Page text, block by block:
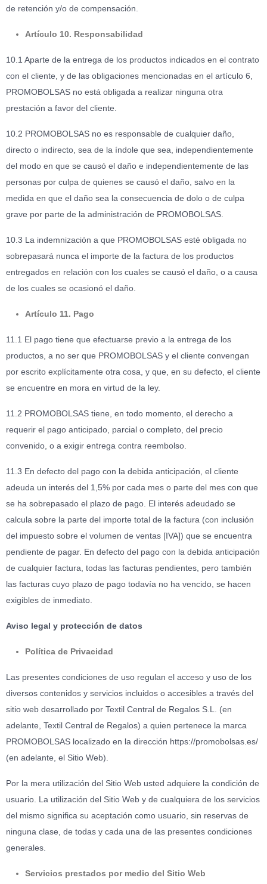
de retención y/o de compensación.
Artículo 10. Responsabilidad
10.1 Aparte de la entrega de los productos indicados en el contrato
con el cliente, y de las obligaciones mencionadas en el artículo 6,
PROMOBOLSAS no está obligada a realizar ninguna otra
prestación a favor del cliente.
10.2 PROMOBOLSAS no es responsable de cualquier daño,
directo o indirecto, sea de la índole que sea, independientemente
del modo en que se causó el daño e independientemente de las
personas por culpa de quienes se causó el daño, salvo en la
medida en que el daño sea la consecuencia de dolo o de culpa
grave por parte de la administración de PROMOBOLSAS.
10.3 La indemnización a que PROMOBOLSAS esté obligada no
sobrepasará nunca el importe de la factura de los productos
entregados en relación con los cuales se causó el daño, o a causa
de los cuales se ocasionó el daño.
Artículo 11. Pago
11.1 El pago tiene que efectuarse previo a la entrega de los
productos, a no ser que PROMOBOLSAS y el cliente convengan
por escrito explícitamente otra cosa, y que, en su defecto, el cliente
se encuentre en mora en virtud de la ley.
11.2 PROMOBOLSAS tiene, en todo momento, el derecho a
requerir el pago anticipado, parcial o completo, del precio
convenido, o a exigir entrega contra reembolso.
11.3 En defecto del pago con la debida anticipación, el cliente
adeuda un interés del 1,5% por cada mes o parte del mes con que
se ha sobrepasado el plazo de pago. El interés adeudado se
calcula sobre la parte del importe total de la factura (con inclusión
del impuesto sobre el volumen de ventas [IVA]) que se encuentra
pendiente de pagar. En defecto del pago con la debida anticipación
de cualquier factura, todas las facturas pendientes, pero también
las facturas cuyo plazo de pago todavía no ha vencido, se hacen
exigibles de inmediato.
Aviso legal y protección de datos
Política de Privacidad
Las presentes condiciones de uso regulan el acceso y uso de los
diversos contenidos y servicios incluidos o accesibles a través del
sitio web desarrollado por Textil Central de Regalos S.L. (en
adelante, Textil Central de Regalos) a quien pertenece la marca
PROMOBOLSAS localizado en la dirección https://promobolsas.es/
(en adelante, el Sitio Web).
Por la mera utilización del Sitio Web usted adquiere la condición de
usuario. La utilización del Sitio Web y de cualquiera de los servicios
del mismo significa su aceptación como usuario, sin reservas de
ninguna clase, de todas y cada una de las presentes condiciones
generales.
Servicios prestados por medio del Sitio Web